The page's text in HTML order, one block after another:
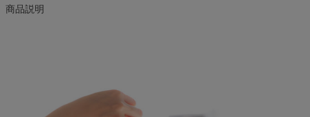
商品説明